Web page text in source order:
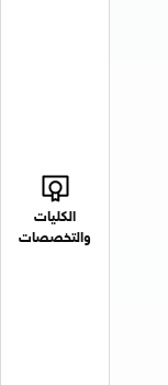
الكليات
والتخصصات